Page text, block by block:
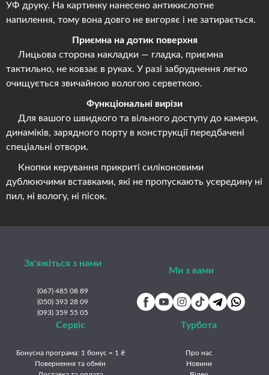
УФ друку. На картинку нанесено антикислотне
напилення, тому вона довго не вигоряє і не затирається.
Приємна на дотик поверхня
Лицьова сторона накладки — гладка, приємна
тактильно, не ковзає в руках. У разі забруднення легко
очищується звичайною вологою серветкою.
Функціональні вирізи
Для вашого швидкого та вільного доступу до камери,
динаміків, зарядного порту в конструкції передбачені
спеціальні отвори.
Кнопки керування прикриті силіконовими
дублюючими вставками, які не пропускають усередину ні
пил, ні вологу, ні пісок.
Зв'яжіться з нами
(067) 485 08 89
(050) 393 28 09
(093) 359 55 05
Ми з вами
Сервіс
Бонусна програма: 1 бонус = 1 ₴
Повернення та обмін
Турбота
Про нас
Новини